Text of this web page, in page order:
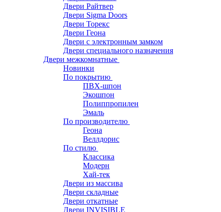
Двери Райтвер
Двери Sigma Doors
Двери Торекс
Двери Геона
Двери с электронным замком
Двери специального назначения
Двери межкомнатные
Новинки
По покрытию
ПВХ-шпон
Экошпон
Полиппропилен
Эмаль
По производителю
Геона
Веллдорис
По стилю
Классика
Модерн
Хай-тек
Двери из массива
Двери складные
Двери откатные
Двери INVISIBLE